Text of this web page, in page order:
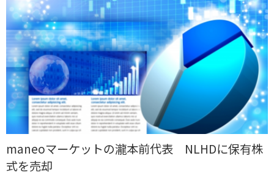
maneoマーケットの瀧本前代表 NLHDに保有株
式を売却